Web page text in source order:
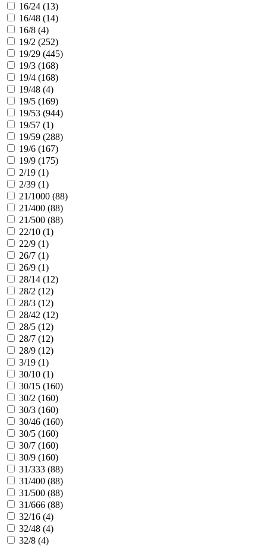
16/24 (13)
16/48 (14)
16/8 (4)
19/2 (252)
19/29 (445)
19/3 (168)
19/4 (168)
19/48 (4)
19/5 (169)
19/53 (944)
19/57 (1)
19/59 (288)
19/6 (167)
19/9 (175)
2/19 (1)
2/39 (1)
21/1000 (88)
21/400 (88)
21/500 (88)
22/10 (1)
22/9 (1)
26/7 (1)
26/9 (1)
28/14 (12)
28/2 (12)
28/3 (12)
28/42 (12)
28/5 (12)
28/7 (12)
28/9 (12)
3/19 (1)
30/10 (1)
30/15 (160)
30/2 (160)
30/3 (160)
30/46 (160)
30/5 (160)
30/7 (160)
30/9 (160)
31/333 (88)
31/400 (88)
31/500 (88)
31/666 (88)
32/16 (4)
32/48 (4)
32/8 (4)